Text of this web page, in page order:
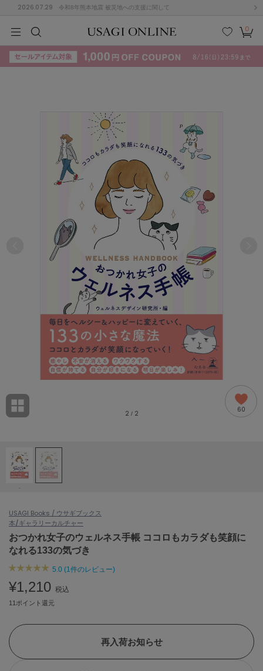
2026.07.29 令和8年熊本地震 被災地への支援に関して
検索
お気
に入
カー
ト
0
KIDSBABYBEAUTYLIFE STYLE
ームウェア (535)
ョン雑貨 (865)
/ランジェリー (127)
ェア (121)
(124)
KIDSBABYBEAUTYLIFE STYLE
F
K L M
R S T U
Y Z
その
他
adidas by Stella McCartney
アディダス バイ ステラマッカートニー
ALLISON BROWN
アリソンブラウン
Ame no chi Hare
アメノチハレ
ánuans
アニュアンス
アンヌーク
ASICS
アシックス
Ballelite
バレリット
BANDOLIER
バンドリヤー
Barbour
2 / 2 60
-
USAGI Books / ウサギブックス
本/ギャラリーカルチャー
おつかれ女子のウェルネス手帳 ココロもカラダも笑顔に
なれる133の気づき
5.0 (1件のレビュー)
¥1,210 税込
11ポイント還元
再入荷お知らせ